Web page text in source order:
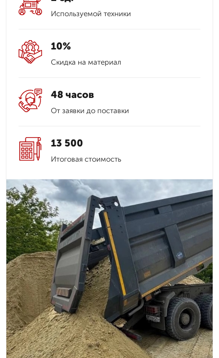
Используемой техники
10%
Скидка на материал
48 часов
От заявки до поставки
13 500
Итоговая стоимость